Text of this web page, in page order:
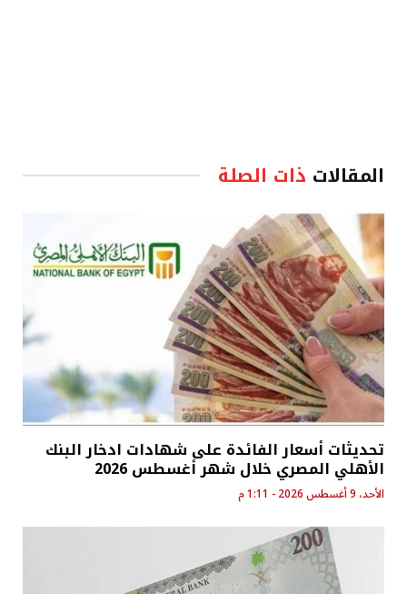
المقالات ذات الصلة
تحديثات أسعار الفائدة على شهادات ادخار البنك
الأهلي المصري خلال شهر أغسطس 2026
الأحد، 9 أغسطس 2026 - 1:11 م